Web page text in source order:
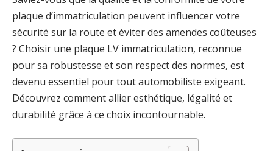
plaque d’immatriculation peuvent influencer votre
sécurité sur la route et éviter des amendes coûteuses
? Choisir une plaque LV immatriculation, reconnue
pour sa robustesse et son respect des normes, est
devenu essentiel pour tout automobiliste exigeant.
Découvrez comment allier esthétique, légalité et
durabilité grâce à ce choix incontournable.